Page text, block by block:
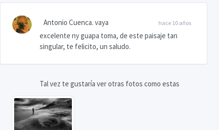
hace 10 años
Antonio Cuenca. vaya
excelente ny guapa toma, de este paisaje tan
singular, te felicito, un saludo.
Tal vez te gustaría ver otras fotos como estas